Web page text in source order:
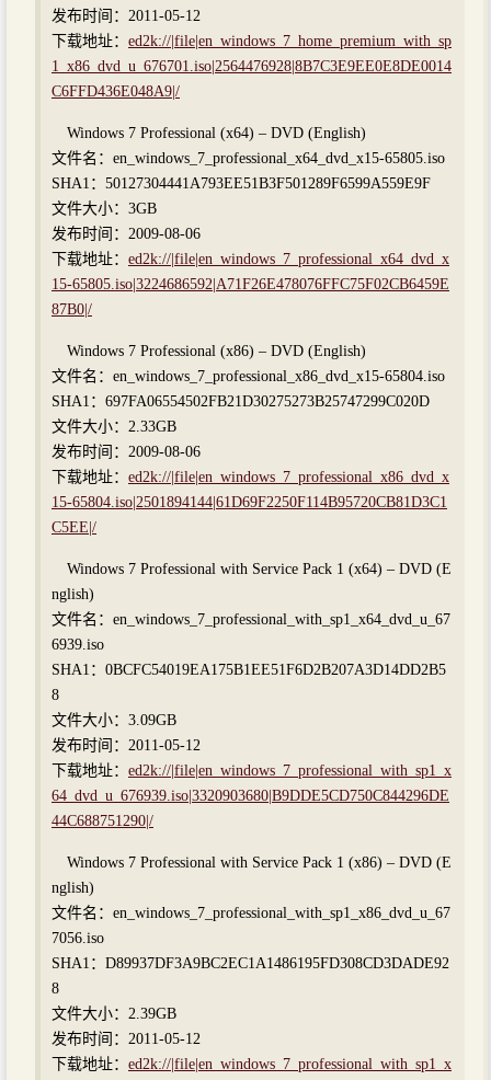
发布时间：2011-05-12
下载地址： ed2k://|file|en_windows_7_home_premium_with_sp
1_x86_dvd_u_676701.iso|2564476928|8B7C3E9EE0E8DE0014
C6FFD436E048A9|/
Windows 7 Professional (x64) – DVD (English)
文件名：en_windows_7_professional_x64_dvd_x15-65805.iso
SHA1：50127304441A793EE51B3F501289F6599A559E9F
文件大小：3GB
发布时间：2009-08-06
下载地址： ed2k://|file|en_windows_7_professional_x64_dvd_x
15-65805.iso|3224686592|A71F26E478076FFC75F02CB6459E
87B0|/
Windows 7 Professional (x86) – DVD (English)
文件名：en_windows_7_professional_x86_dvd_x15-65804.iso
SHA1：697FA06554502FB21D30275273B25747299C020D
文件大小：2.33GB
发布时间：2009-08-06
下载地址： ed2k://|file|en_windows_7_professional_x86_dvd_x
15-65804.iso|2501894144|61D69F2250F114B95720CB81D3C1
C5EE|/
Windows 7 Professional with Service Pack 1 (x64) – DVD (E
nglish)
文件名：en_windows_7_professional_with_sp1_x64_dvd_u_67
6939.iso
SHA1：0BCFC54019EA175B1EE51F6D2B207A3D14DD2B5
8
文件大小：3.09GB
发布时间：2011-05-12
下载地址： ed2k://|file|en_windows_7_professional_with_sp1_x
64_dvd_u_676939.iso|3320903680|B9DDE5CD750C844296DE
44C688751290|/
Windows 7 Professional with Service Pack 1 (x86) – DVD (E
nglish)
文件名：en_windows_7_professional_with_sp1_x86_dvd_u_67
7056.iso
SHA1：D89937DF3A9BC2EC1A1486195FD308CD3DADE92
8
文件大小：2.39GB
发布时间：2011-05-12
下载地址： ed2k://|file|en_windows_7_professional_with_sp1_x